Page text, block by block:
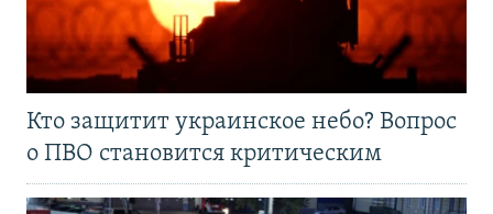
Кто защитит украинское небо? Вопрос
о ПВО становится критическим